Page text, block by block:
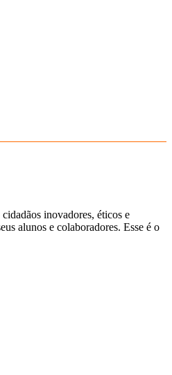
inovadores, éticos e
alunos e colaboradores. Esse é o